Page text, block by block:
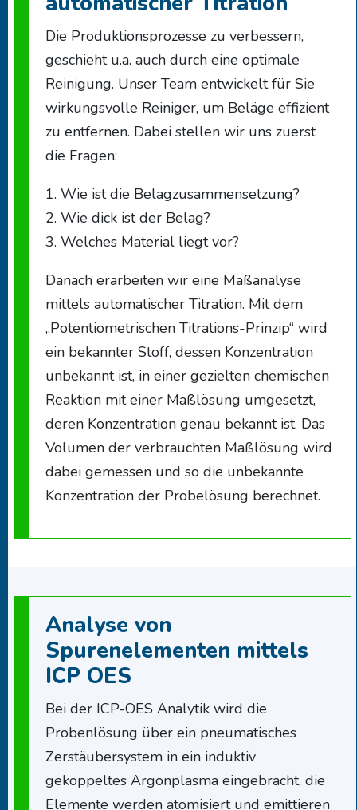
Die Produktionsprozesse zu verbessern,
geschieht u.a. auch durch eine optimale
Reinigung. Unser Team entwickelt für Sie
wirkungsvolle Reiniger, um Beläge effizient
zu entfernen. Dabei stellen wir uns zuerst
die Fragen:
1. Wie ist die Belagzusammensetzung?
2. Wie dick ist der Belag?
3. Welches Material liegt vor?
Danach erarbeiten wir eine Maßanalyse
mittels automatischer Titration. Mit dem
„Potentiometrischen Titrations-Prinzip“ wird
ein bekannter Stoff, dessen Konzentration
unbekannt ist, in einer gezielten chemischen
Reaktion mit einer Maßlösung umgesetzt,
deren Konzentration genau bekannt ist. Das
Volumen der verbrauchten Maßlösung wird
dabei gemessen und so die unbekannte
Konzentration der Probelösung berechnet.
Analyse von
Spurenelementen mittels
ICP OES
Bei der ICP-OES Analytik wird die
Probenlösung über ein pneumatisches
Zerstäubersystem in ein induktiv
gekoppeltes Argonplasma eingebracht, die
Elemente werden atomisiert und emittieren